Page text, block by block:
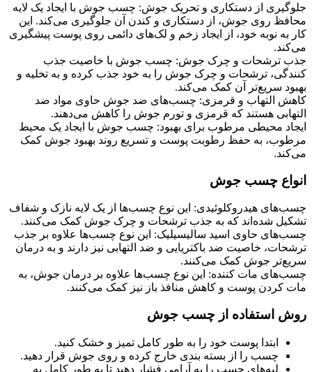
جلوگیری از دستکاری و تحریک جوش: چسب جوش با ایجاد یک لایه
محافظ روی جوش، از دستکاری و کندن آن جلوگیری می‌کند. این
کار به نوبه خود، از ایجاد زخم و لک‌های دائمی روی پوست پیشگیری
می‌کند.
جذب ترشحات و چرک جوش: چسب جوش با خاصیت جذب
کنندگی، ترشحات و چرک جوش را به خود جذب کرده و به تخلیه و
بهبود سریع‌تر آن کمک می‌کند.
کاهش التهاب و قرمزی: چسب‌های ضد جوش حاوی مواد ضد
التهابی هستند که قرمزی و تورم جوش را کاهش می‌دهند.
ایجاد محیطی مرطوب برای بهبود: چسب جوش با ایجاد یک محیط
مرطوب، به حفظ رطوبت پوست و تسریع روند بهبود جوش کمک
می‌کند.
انواع چسب جوش
چسب‌های هیدروکلوئیدی: این نوع چسب‌ها از یک لایه نازک و شفاف
تشکیل شده‌اند که به جذب ترشحات و چرک جوش کمک می‌کنند.
چسب‌های حاوی اسید سالیسیلیک: این نوع چسب‌ها علاوه بر جذب
ترشحات، خاصیت ضد باکتریایی و ضد التهابی نیز دارند و به درمان
سریع‌تر جوش کمک می‌کنند.
چسب‌های مات کننده: این نوع چسب‌ها علاوه بر درمان جوش، به
مات کردن پوست و کاهش منافذ باز نیز کمک می‌کنند.
روش استفاده از چسب جوش
ابتدا پوست خود را به طور کامل تمیز و خشک کنید.
چسب را از بسته بندی خارج کرده و روی جوش قرار دهید.
لبه‌های چسب را به آرامی فشار دهید تا به طور کامل به